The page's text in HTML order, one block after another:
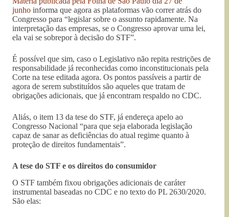
junho informa que agora as plataformas vão correr atrás do
Congresso para “legislar sobre o assunto rapidamente. Na
interpretação das empresas, se o Congresso aprovar uma lei,
ela vai se sobrepor à decisão do STF”.
É possível que sim, caso o Legislativo não repita restrições de
responsabilidade já reconhecidas como inconstitucionais pela
Corte na tese editada agora. Os pontos passíveis a partir de
agora de serem substituídos são aqueles que tratam de
obrigações adicionais, que já encontram respaldo no CDC.
Aliás, o item 13 da tese do STF, já endereça apelo ao
Congresso Nacional “para que seja elaborada legislação
capaz de sanar as deficiências do atual regime quanto à
proteção de direitos fundamentais”.
A tese do STF e os direitos do consumidor
O STF também fixou obrigações adicionais de caráter
instrumental baseadas no CDC e no texto do PL 2630/2020.
São elas: